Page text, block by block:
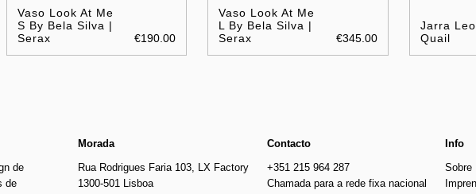
Vaso Look At Me
S By Bela Silva |
Serax
€190.00
Vaso Look At Me
L By Bela Silva |
Serax
€345.00
Jarra
Quail
de
de
Morada
Rua Rodrigues Faria 103, LX Factory
1300-501 Lisboa
Contacto
+351 215 964 287
Chamada para a rede fixa nacional
Info
Sobre